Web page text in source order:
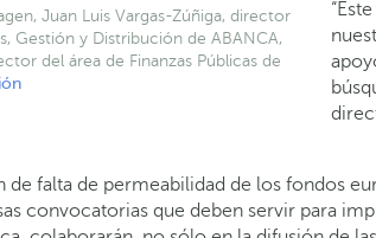
Juan Luis Vargas-Zúñiga, director
Gestión y Distribución de ABANCA,
del área de Finanzas Públicas de
de falta de permeabilidad de los fondos
convocatorias que deben servir para